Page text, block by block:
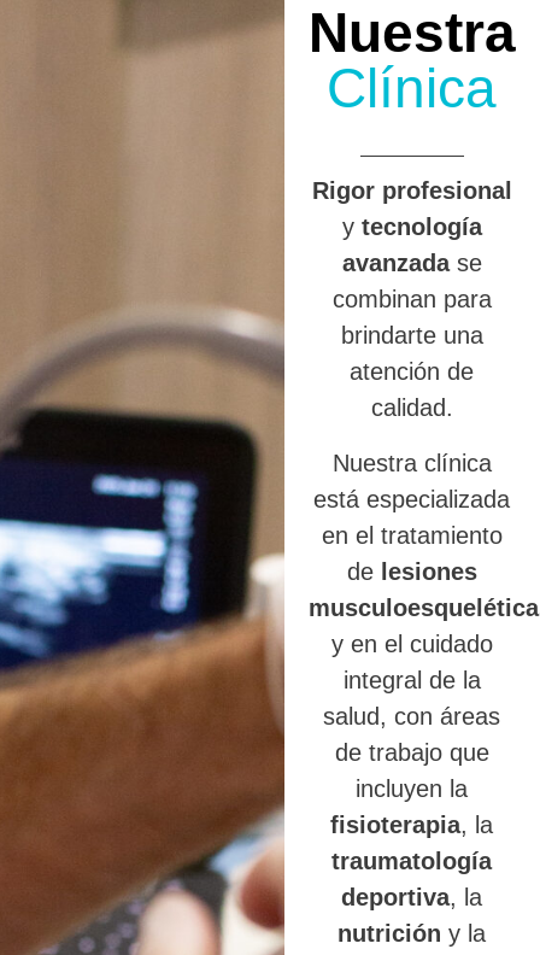
Nuestra
Clínica
Rigor profesional
y tecnología
avanzadase
combinan para
brindarte una
atención de
calidad.
Nuestra clínica
está especializada
en el tratamiento
de lesiones
y en el cuidado
integral de la
salud, con áreas
de trabajo que
incluyen la
fisioterapia, la
traumatología
deportiva, la
nutrición y la